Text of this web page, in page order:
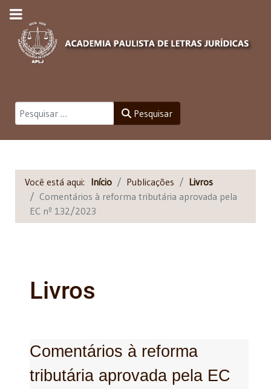
Pesquisar Pesquisar
Você está aqui: Início Publicações
Livros
Comentários à reforma tributária aprovada pela
EC nº 132/2023
Livros
Comentários à reforma
tributária aprovada pela EC